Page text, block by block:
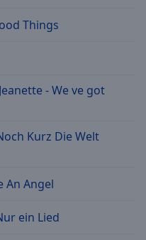
Things
- We ve got
Kurz Die Welt
An Angel
ein Lied